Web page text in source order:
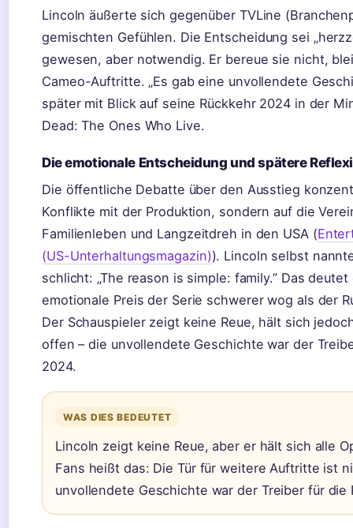
Lincoln äußerte sich gegenüber TVLine
gemischten Gefühlen. Die Entscheidung sei
gewesen, aber notwendig. Er bereue sie nicht,
Cameo-Auftritte. „Es gab eine unvollendete
später mit Blick auf seine Rückkehr 2024 in der
Dead: The Ones Who Live.
Die emotionale Entscheidung und spätere
Die öffentliche Debatte über den Ausstieg
Konflikte mit der Produktion, sondern auf die
Familienleben und Langzeitdreh in den USA (
(US-Unterhaltungsmagazin)). Lincoln selbst
schlicht: „The reason is simple: family.” Das
emotionale Preis der Serie schwerer wog als der
Der Schauspieler zeigt keine Reue, hält sich
offen – die unvollendete Geschichte war der
2024.
WAS DIES BEDEUTET
Lincoln zeigt keine Reue, aber er hält sich alle
Fans heißt das: Die Tür für weitere Auftritte ist
unvollendete Geschichte war der Treiber für die